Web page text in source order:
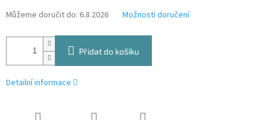
Můžeme doručit do: 6.8.2026 Možnosti doručení
Přidat do košíku
Detailní informace